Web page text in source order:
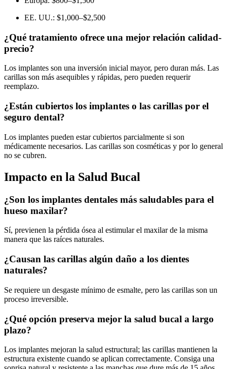
EE. UU.: $1,000–$2,500
¿Qué tratamiento ofrece una mejor relación calidad-
precio?
Los implantes son una inversión inicial mayor, pero duran más. Las
carillas son más asequibles y rápidas, pero pueden requerir
reemplazo.
¿Están cubiertos los implantes o las carillas por el
seguro dental?
Los implantes pueden estar cubiertos parcialmente si son
médicamente necesarios. Las carillas son cosméticas y por lo general
no se cubren.
Impacto en la Salud Bucal
¿Son los implantes dentales más saludables para el
hueso maxilar?
Sí, previenen la pérdida ósea al estimular el maxilar de la misma
manera que las raíces naturales.
¿Causan las carillas algún daño a los dientes
naturales?
Se requiere un desgaste mínimo de esmalte, pero las carillas son un
proceso irreversible.
¿Qué opción preserva mejor la salud bucal a largo
plazo?
Los implantes mejoran la salud estructural; las carillas mantienen la
estructura existente cuando se aplican correctamente. Consiga una